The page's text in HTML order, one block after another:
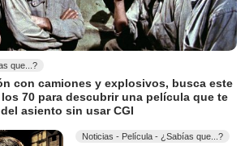
que...?
con camiones y explosivos, busca este
70 para descubrir una película que te
asiento sin usar CGI
Noticias - Película - ¿Sabías que...?